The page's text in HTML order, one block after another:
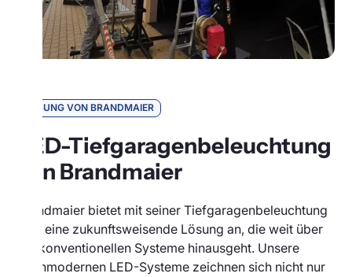
LÖSUNG VON BRANDMAIER
LED-Tiefgaragenbeleuchtung
von Brandmaier
Brandmaier bietet mit seiner Tiefgaragenbeleuchtung
LED eine zukunftsweisende Lösung an, die weit über
die konventionellen Systeme hinausgeht. Unsere
hochmodernen LED-Systeme zeichnen sich nicht nur